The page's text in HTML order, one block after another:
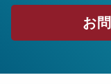
お